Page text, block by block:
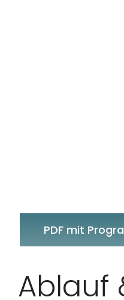
PDF mit
Ablauf